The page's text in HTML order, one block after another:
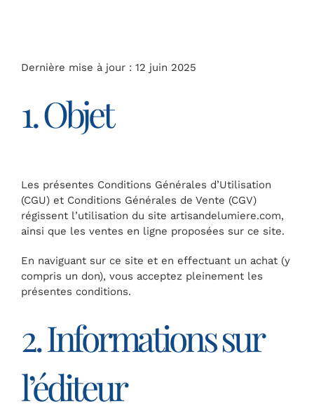
Dernière mise à jour : 12 juin 2025
1. Objet
Les présentes Conditions Générales d’Utilisation
(CGU) et Conditions Générales de Vente (CGV)
régissent l’utilisation du site artisandelumiere.com,
ainsi que les ventes en ligne proposées sur ce site.
En naviguant sur ce site et en effectuant un achat (y
compris un don), vous acceptez pleinement les
présentes conditions.
2. Informations sur
l’éditeur